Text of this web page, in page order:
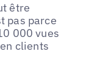
être
pas parce
000 vues
clients